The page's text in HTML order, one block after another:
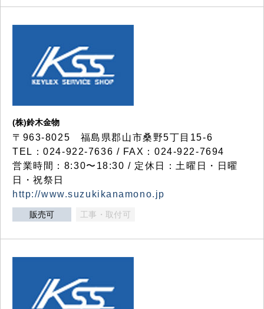
(株)鈴木金物
〒963-8025 福島県郡山市桑野5丁目15-6
TEL：024-922-7636 / FAX：024-922-7694
営業時間：8:30〜18:30 / 定休日：土曜日・日曜
日・祝祭日
http://www.suzukikanamono.jp
販売可 工事・取付可